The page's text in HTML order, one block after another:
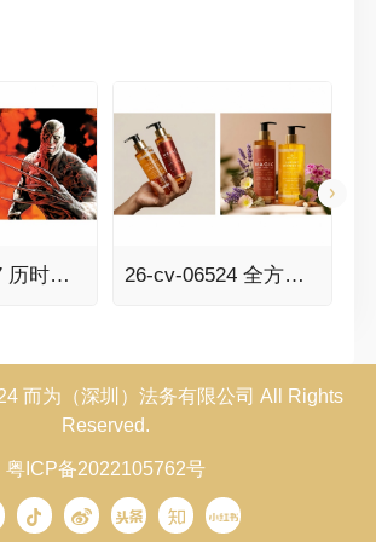
25-cv-25907 历时七个多月的RESIDENT EVIL生化危机案件TRO传票已发，341家店铺面临冻结风险！ 26-cv-06524 全方位维权！BSF律所代理Besque美体油发案，速排查！
而为（深圳）法务有限公司 All Rights
Reserved.
粤ICP备2022105762号